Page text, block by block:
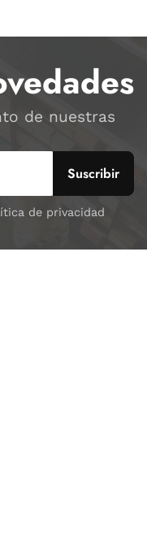
de nuestras
de privacidad